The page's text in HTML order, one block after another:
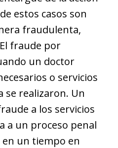
estos casos son
fraudulenta,
fraude por
un doctor
o servicios
se realizaron. Un
a los servicios
a un proceso penal
un tiempo en